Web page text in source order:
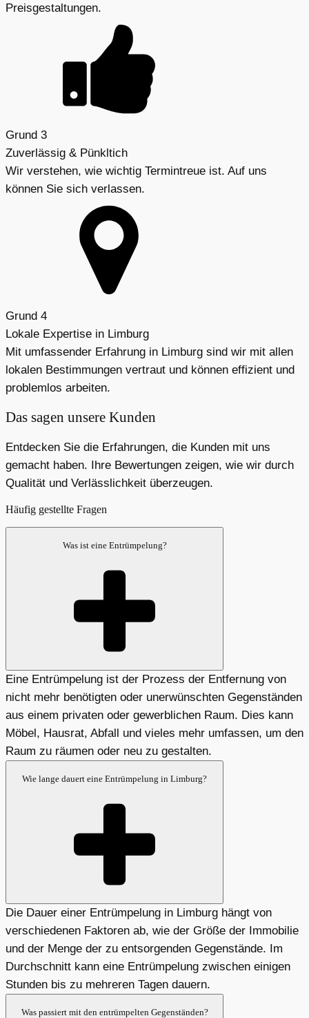
Preisgestaltungen.
Grund 3
Zuverlässig & Pünkltich
Wir verstehen, wie wichtig Termintreue ist. Auf uns
können Sie sich verlassen.
Grund 4
Lokale Expertise in Limburg
Mit umfassender Erfahrung in Limburg sind wir mit allen
lokalen Bestimmungen vertraut und können effizient und
problemlos arbeiten.
Das sagen unsere Kunden
Entdecken Sie die Erfahrungen, die Kunden mit uns
gemacht haben. Ihre Bewertungen zeigen, wie wir durch
Qualität und Verlässlichkeit überzeugen.
Häufig gestellte Fragen
Was ist eine Entrümpelung?
Eine Entrümpelung ist der Prozess der Entfernung von
nicht mehr benötigten oder unerwünschten Gegenständen
aus einem privaten oder gewerblichen Raum. Dies kann
Möbel, Hausrat, Abfall und vieles mehr umfassen, um den
Raum zu räumen oder neu zu gestalten.
Wie lange dauert eine Entrümpelung in Limburg?
Die Dauer einer Entrümpelung in Limburg hängt von
verschiedenen Faktoren ab, wie der Größe der Immobilie
und der Menge der zu entsorgenden Gegenstände. Im
Durchschnitt kann eine Entrümpelung zwischen einigen
Stunden bis zu mehreren Tagen dauern.
Was passiert mit den entrümpelten Gegenständen?